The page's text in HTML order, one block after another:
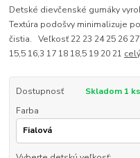
Detské dievčenské gumáky
Textúra podošvy minimalizuje
čistia. Veľkosť 22 23 24 25 26
15,5 16,3 17 18 18,5 19 20 21
Dostupnosť
Skladom 1 ks
Farba